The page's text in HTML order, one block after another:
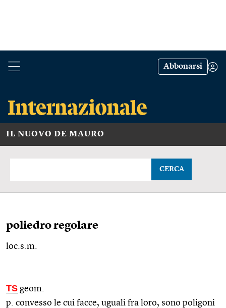
Abbonarsi
IL NUOVO DE MAURO
CERCA
poliedro regolare
loc.s.m.
TS geom.
p. convesso le cui facce, uguali fra loro, sono poligoni